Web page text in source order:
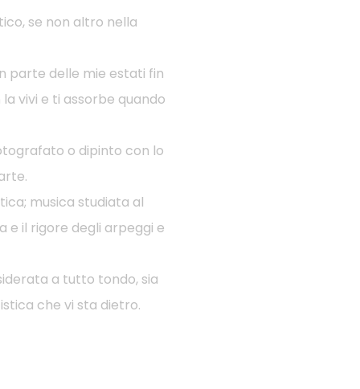
se non altro nella
parte delle mie estati fin
vivi e ti assorbe quando
o dipinto con lo
musica studiata al
e il rigore degli arpeggi e
a tutto tondo, sia
che vi sta dietro.